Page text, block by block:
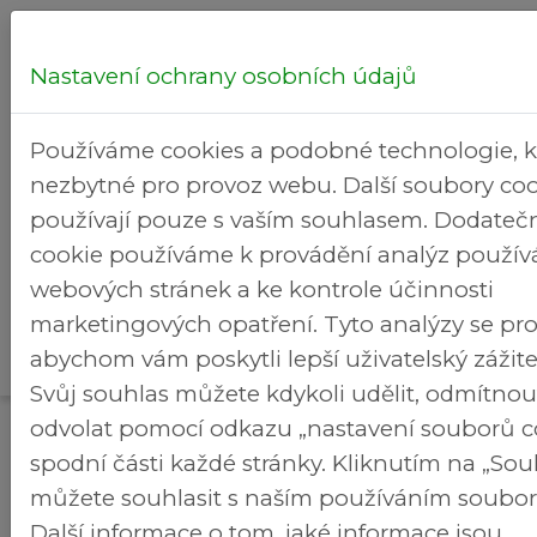
Hledej...
Brezineves.cz >
Zápisy
jednání
ZMČ
>
Zápisy ze
zastupitelstva
2020
areál
Zápisy ze zasedání zastupitelstva 2020
Nastavení ochrany osobních údajů
Používáme cookies a podobné technologie,
nezbytné pro provoz webu. Další soubory
používají pouze s vaším souhlasem.
cookie používáme k provádění analýz
webových stránek a ke kontrole účinnosti
marketingových opatření. Tyto analýzy se
abychom vám poskytli lepší uživatelský
Svůj souhlas můžete kdykoli udělit,
odvolat pomocí odkazu „nastavení souborů
spodní části každé stránky. Kliknutím na
můžete souhlasit s naším používáním